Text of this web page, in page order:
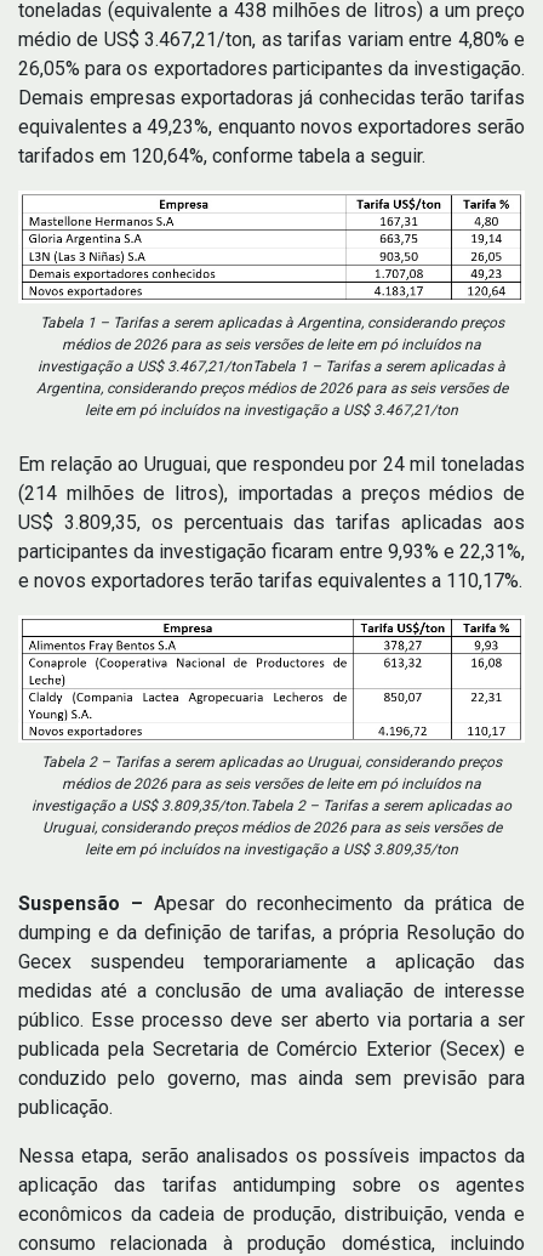
toneladas (equivalente a 438 milhões de litros) a um preço
médio de US$ 3.467,21/ton, as tarifas variam entre 4,80% e
26,05% para os exportadores participantes da investigação.
Demais empresas exportadoras já conhecidas terão tarifas
equivalentes a 49,23%, enquanto novos exportadores serão
tarifados em 120,64%, conforme tabela a seguir.
Tabela 1 – Tarifas a serem aplicadas à Argentina, considerando preços
médios de 2026 para as seis versões de leite em pó incluídos na
investigação a US$ 3.467,21/tonTabela 1 – Tarifas a serem aplicadas à
Argentina, considerando preços médios de 2026 para as seis versões de
leite em pó incluídos na investigação a US$ 3.467,21/ton
Em relação ao Uruguai, que respondeu por 24 mil toneladas
(214 milhões de litros), importadas a preços médios de
US$ 3.809,35, os percentuais das tarifas aplicadas aos
participantes da investigação ficaram entre 9,93% e 22,31%,
e novos exportadores terão tarifas equivalentes a 110,17%.
Tabela 2 – Tarifas a serem aplicadas ao Uruguai, considerando preços
médios de 2026 para as seis versões de leite em pó incluídos na
investigação a US$ 3.809,35/ton.Tabela 2 – Tarifas a serem aplicadas ao
Uruguai, considerando preços médios de 2026 para as seis versões de
leite em pó incluídos na investigação a US$ 3.809,35/ton
Suspensão – Apesar do reconhecimento da prática de
dumping e da definição de tarifas, a própria Resolução do
Gecex suspendeu temporariamente a aplicação das
medidas até a conclusão de uma avaliação de interesse
público. Esse processo deve ser aberto via portaria a ser
publicada pela Secretaria de Comércio Exterior (Secex) e
conduzido pelo governo, mas ainda sem previsão para
publicação.
Nessa etapa, serão analisados os possíveis impactos da
aplicação das tarifas antidumping sobre os agentes
econômicos da cadeia de produção, distribuição, venda e
consumo relacionada à produção doméstica, incluindo